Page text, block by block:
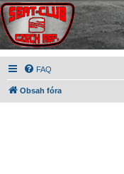
FAQ
Obsah fóra